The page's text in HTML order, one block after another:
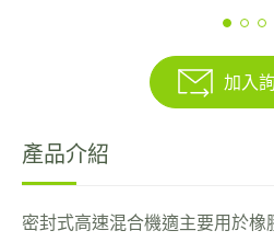
加入
產品介紹
密封式高速混合機適主要用於
雙軸錐形螺桿押出機
冷膠機
研究室/實驗室用,橡塑膠加工